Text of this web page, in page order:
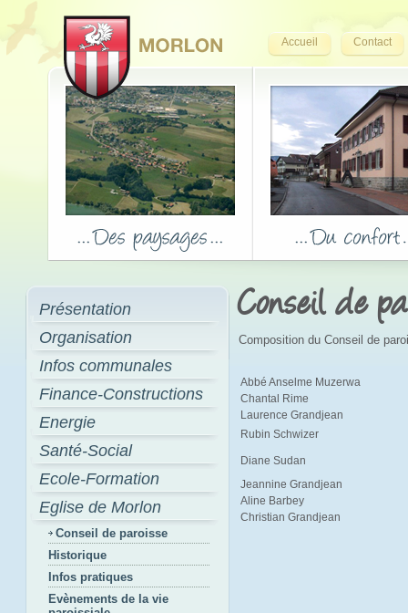
Accueil Contact
Présentation
Organisation
Infos communales
Finance-Constructions
Energie
Santé-Social
Ecole-Formation
Eglise de Morlon
Conseil de paroisse
Historique
Infos pratiques
Evènements de la vie
Conseil de
Composition du Conseil de
Abbé Anselme Muzerwa
Chantal Rime
Laurence Grandjean
Rubin Schwizer
Diane Sudan
Jeannine Grandjean
Aline Barbey
Christian Grandjean